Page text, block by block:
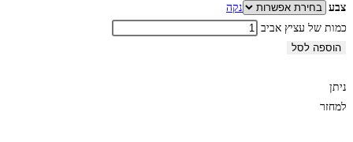
צבע
נקה
כמות של עציץ אביב
הוספה לסל
ניתן
למחזר